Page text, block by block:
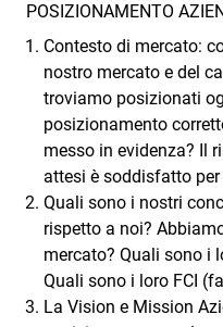
POSIZIONAMENTO
Contesto di mercato:
nostro mercato e del
troviamo posizionati
posizionamento
messo in evidenza? Il
attesi è soddisfatto
Quali sono i nostri
rispetto a noi?
mercato? Quali sono i
Quali sono i loro FCI
La Vision e Mission